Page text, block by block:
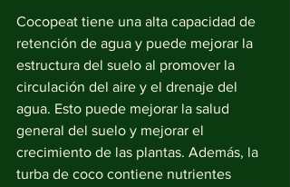
Cocopeat tiene una alta capacidad de
retención de agua y puede mejorar la
estructura del suelo al promover la
circulación del aire y el drenaje del
agua. Esto puede mejorar la salud
general del suelo y mejorar el
crecimiento de las plantas. Además, la
turba de coco contiene nutrientes